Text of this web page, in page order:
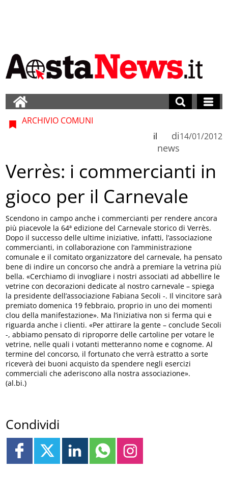
ARCHIVIO COMUNI
di
news
il 14/01/2012
Verrès: i commercianti in
gioco per il Carnevale
Scendono in campo anche i commercianti per rendere ancora
più piacevole la 64ª edizione del Carnevale storico di Verrès.
Dopo il successo delle ultime iniziative, infatti, l’associazione
commercianti, in collaborazione con l’amministrazione
comunale e il comitato organizzatore del carnevale, ha pensato
bene di indire un concorso che andrà a premiare la vetrina più
bella. «Cerchiamo di invogliare i nostri associati ad abbellire le
vetrine con decorazioni dedicate al nostro carnevale – spiega
la presidente dell’associazione Fabiana Secoli -. Il vincitore sarà
premiato domenica 19 febbraio, proprio in uno dei momenti
clou della manifestazione». Ma l’iniziativa non si ferma qui e
riguarda anche i clienti. «Per attirare la gente – conclude Secoli
-, abbiamo pensato di riproporre delle cartoline per votare le
vetrine, nelle quali i votanti metteranno nome e cognome. Al
termine del concorso, il fortunato che verrà estratto a sorte
riceverà dei buoni acquisto da spendere negli esercizi
commerciali che aderiscono alla nostra associazione».
(al.bi.)
Condividi